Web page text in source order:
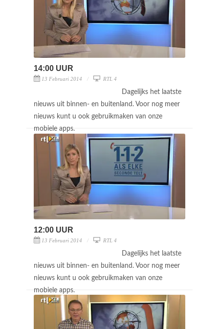
14:00 UUR
13 Februari 2014 RTL 4
Dagelijks het laatste
nieuws uit binnen- en buitenland. Voor nog meer
nieuws kunt u ook gebruikmaken van onze
mobiele apps.
12:00 UUR
13 Februari 2014 RTL 4
Dagelijks het laatste
nieuws uit binnen- en buitenland. Voor nog meer
nieuws kunt u ook gebruikmaken van onze
mobiele apps.